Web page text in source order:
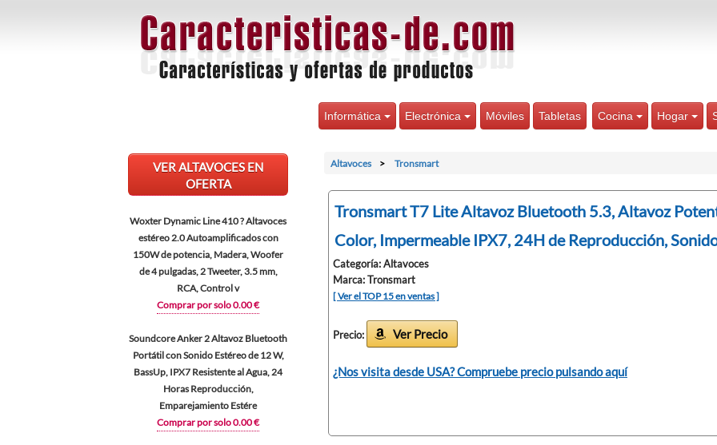
Informática Electrónica Móviles Tabletas Cocina Hogar
VER ALTAVOCES EN
OFERTA
Woxter Dynamic Line 410 ? Altavoces
estéreo 2.0 Autoamplificados con
150W de potencia, Madera, Woofer
de 4 pulgadas, 2 Tweeter, 3.5 mm,
RCA, Control v
Comprar por solo 0.00 €
Soundcore Anker 2 Altavoz Bluetooth
Portátil con Sonido Estéreo de 12 W,
BassUp, IPX7 Resistente al Agua, 24
Horas Reproducción,
Emparejamiento Estére
Comprar por solo 0.00 €
Altavoces Tronsmart
Tronsmart T7 Lite Altavoz Bluetooth 5.3, Altavoz
Color, Impermeable IPX7, 24H de Reproducción,
Categoría: Altavoces
Marca: Tronsmart
[ Ver el TOP 15 en ventas ]
Precio: Ver Precio
¿Nos visita desde USA? Compruebe precio pulsando aquí